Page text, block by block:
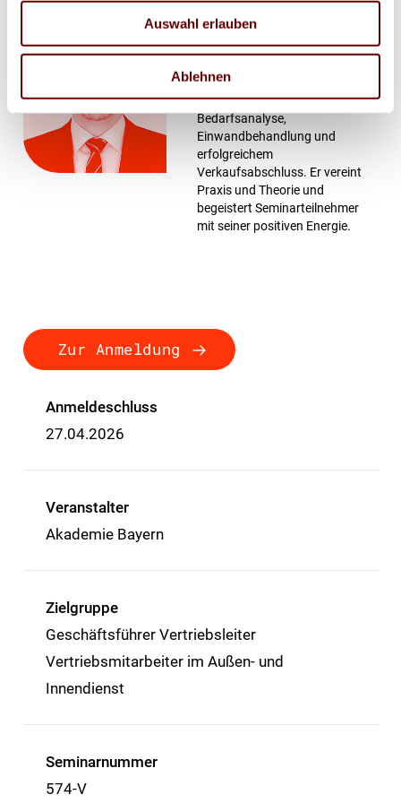
Auswahl erlauben
Ablehnen
Steffen Kröner
lösungsorientierten Vertrieb,
zielgerichteter Akquise,
Bedarfsanalyse,
Einwandbehandlung und
erfolgreichem
Verkaufsabschluss. Er vereint
Praxis und Theorie und
begeistert Seminarteilnehmer
mit seiner positiven Energie.
Zur Anmeldung
Anmeldeschluss
27.04.2026
Veranstalter
Akademie Bayern
Zielgruppe
Geschäftsführer Vertriebsleiter
Vertriebsmitarbeiter im Außen- und
Innendienst
Seminarnummer
574-V